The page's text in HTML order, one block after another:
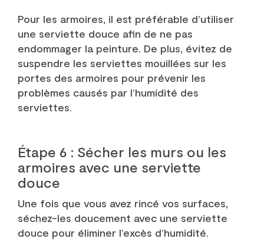
Pour les armoires, il est préférable d’utiliser
une serviette douce afin de ne pas
endommager la peinture. De plus, évitez de
suspendre les serviettes mouillées sur les
portes des armoires pour prévenir les
problèmes causés par l’humidité des
serviettes.
Étape 6 : Sécher les murs ou les
armoires avec une serviette
douce
Une fois que vous avez rincé vos surfaces,
séchez-les doucement avec une serviette
douce pour éliminer l’excès d’humidité.